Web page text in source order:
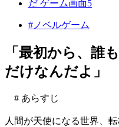
#ノベルゲーム
「最初から、誰
だけなんだよ」
# あらすじ
人間が天使になる世界、